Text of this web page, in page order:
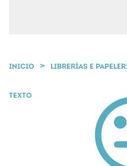
INICIO LIBRERÍAS E
TEXTO